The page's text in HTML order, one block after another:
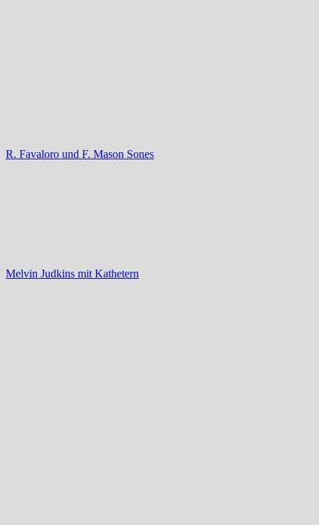
R. Favaloro und F. Mason Sones
Melvin Judkins mit Kathetern